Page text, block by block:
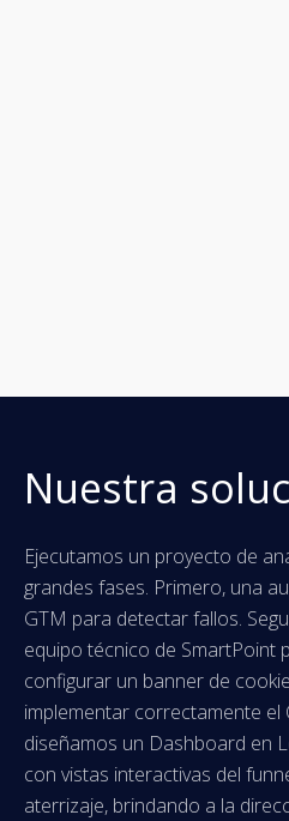
Nuestra
Ejecutamos un proyecto de
grandes fases. Primero, una
GTM para detectar fallos.
equipo técnico de SmartPoint
configurar un banner de
implementar correctamente
diseñamos un Dashboard en
con vistas interactivas del
aterrizaje, brindando a la